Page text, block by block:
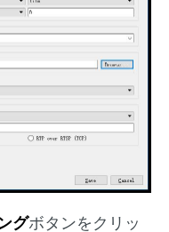
グボタンをクリッ